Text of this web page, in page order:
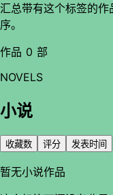
汇总带有这个标签的
序。
作品 0 部
NOVELS
小说
收藏数 评分 发表时间
暂无小说作品